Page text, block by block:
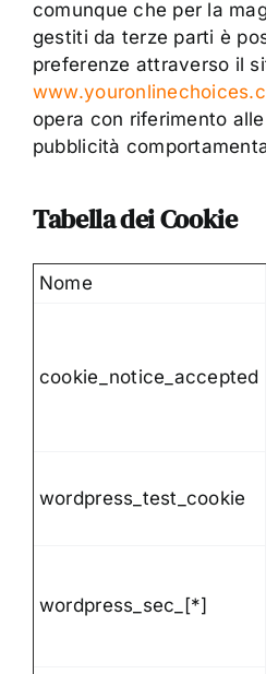
comunque che per la
gestiti da terze parti è
preferenze attraverso il
opera con riferimento
pubblicità
Tabella dei Cookie
Nome
cookie_notice_accepted
wordpress_test_cookie
wordpress_sec_[*]